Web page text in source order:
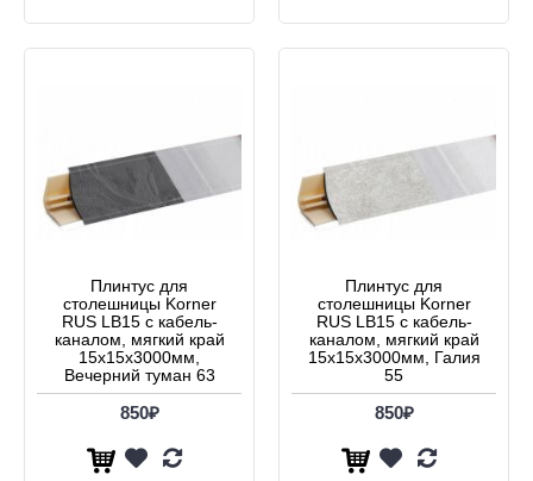
Плинтус для
столешницы Korner
RUS LB15 с кабель-
каналом, мягкий край
15х15x3000мм,
Вечерний туман 63
850₽
Плинтус для
столешницы Korner
RUS LB15 с кабель-
каналом, мягкий край
15х15x3000мм, Галия
55
850₽